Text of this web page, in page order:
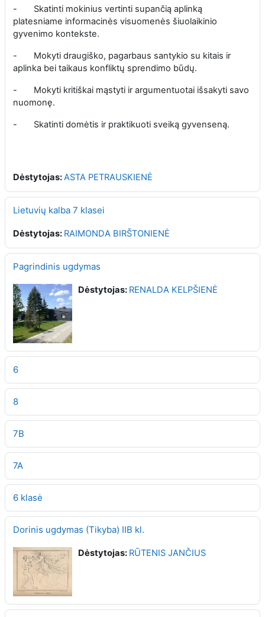
- Skatinti mokinius vertinti supančią aplinką
platesniame informacinės visuomenės šiuolaikinio
gyvenimo kontekste.
- Mokyti draugiško, pagarbaus santykio su kitais ir
aplinka bei taikaus konfliktų sprendimo būdų.
- Mokyti kritiškai mąstyti ir argumentuotai išsakyti savo
nuomonę.
- Skatinti domėtis ir praktikuoti sveiką gyvenseną.
Dėstytojas:ASTA PETRAUSKIENĖ
Lietuvių kalba 7 klasei
Dėstytojas: RAIMONDA BIRŠTONIENĖ
Pagrindinis ugdymas
Dėstytojas: RENALDA KELPŠIENĖ
6
8
7B
7A
6 klasė
Dorinis ugdymas (Tikyba) IIB kl.
Dėstytojas: RŪTENIS JANČIUS